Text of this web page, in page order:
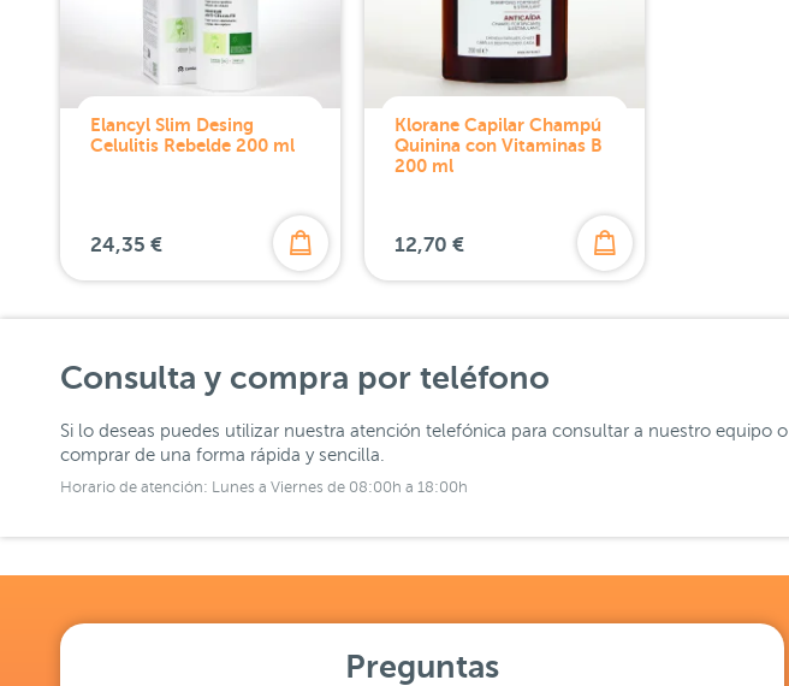
Elancyl Slim Desing
Celulitis Rebelde 200 ml
24,35 €
Klorane Capilar Champú
Quinina con Vitaminas B
200 ml
12,70 €
Consulta y compra por teléfono
Si lo deseas puedes utilizar nuestra atención telefónica para consultar a nuestro equipo o
comprar de una forma rápida y sencilla.
Horario de atención: Lunes a Viernes de 08:00h a 18:00h
Preguntas